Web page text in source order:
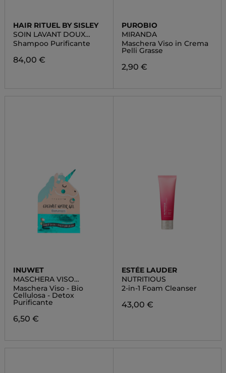
HAIR RITUEL BY SISLEY
SOIN LAVANT DOUX
PURETÈ
Shampoo Purificante
84,00 €
PUROBIO
MIRANDA
Maschera Viso in Crema
Pelli Grasse
2,90 €
INUWET
MASCHERA VISO
UNICORNO
Maschera Viso - Bio
Cellulosa - Detox
Purificante
6,50 €
ESTÉE LAUDER
NUTRITIOUS
2-in-1 Foam Cleanser
43,00 €